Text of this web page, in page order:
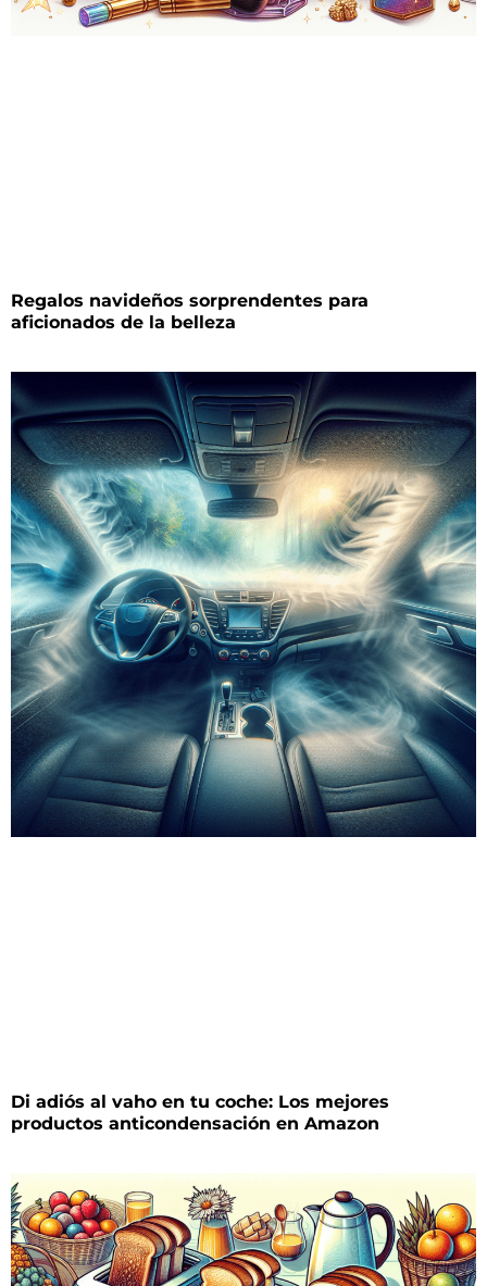
Regalos navideños sorprendentes para
aficionados de la belleza
Di adiós al vaho en tu coche: Los mejores
productos anticondensación en Amazon